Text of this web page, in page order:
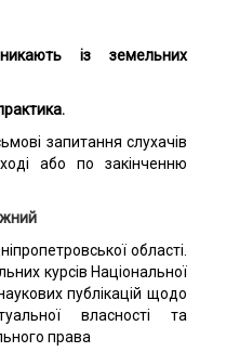
із земельних
запитання слухачів
або по закінченню
області.
курсів Національної
публікацій щодо
власності та
права